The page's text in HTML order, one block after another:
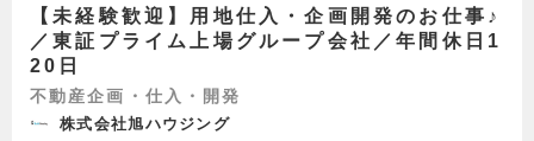
【未経験歓迎】用地仕入・企画開発のお仕事♪
／東証プライム上場グループ会社／年間休日1
20日
不動産企画・仕入・開発
株式会社旭ハウジング